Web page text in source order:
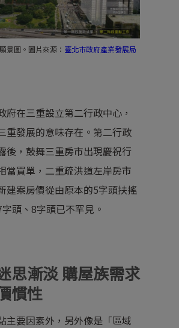
景圖。圖片來源： 臺北市政府產業發展局
府在三重設立第二行政中心，
重發展的意味存在。第二行政
後，鼓舞三重房市出現慶祝行
當買單，二重疏洪道左岸房市
建案房價從由原本的5字頭扶搖
頭、8字頭已不罕見。
思漸淡 購屋族需求
慣性
主要因素外，另外像是「區域